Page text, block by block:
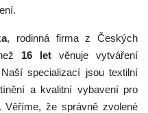
, rodinná firma z Českých
16 let věnuje vytváření
specializací jsou textilní
a kvalitní vybavení pro
Věříme, že správně zvolené